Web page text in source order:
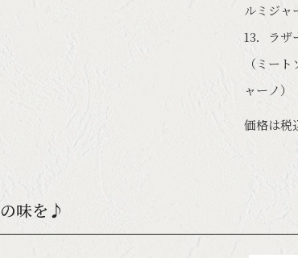
ルミジャ
13．ラ
（ミー
ャーノ）
価格は税
味を♪